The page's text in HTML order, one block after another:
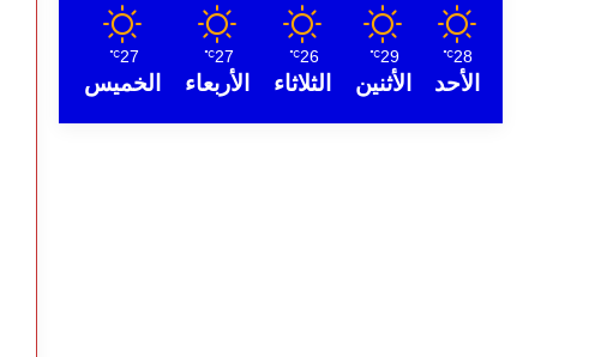
28
℃
الأحد
29
℃
الأثنين
26
℃
الثلاثاء
27
℃
الأربعاء
27
℃
الخميس